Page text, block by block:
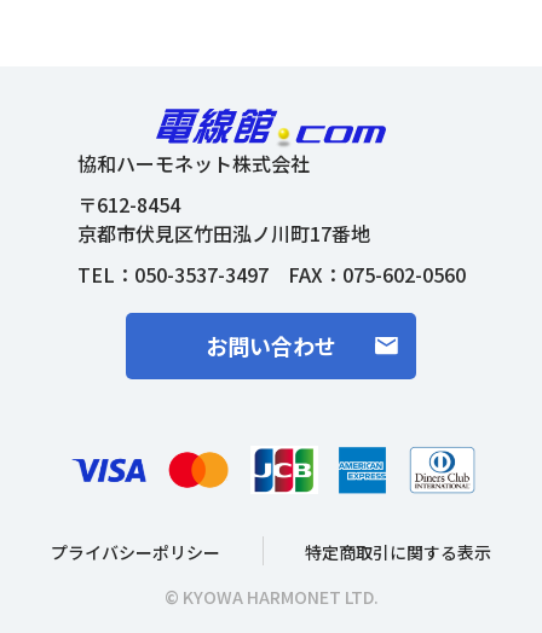
協和ハーモネット株式会社
〒612-8454
京都市伏見区竹田泓ノ川町17番地
TEL： 050-3537-3497FAX：075-602-0560
お問い合わせ
プライバシーポリシー
特定商取引に関する表示
© KYOWA HARMONET LTD.